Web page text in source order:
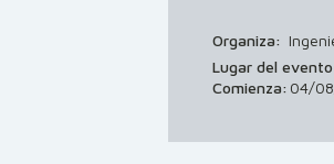
Organiza:
Lugar del
Comienza: 04/